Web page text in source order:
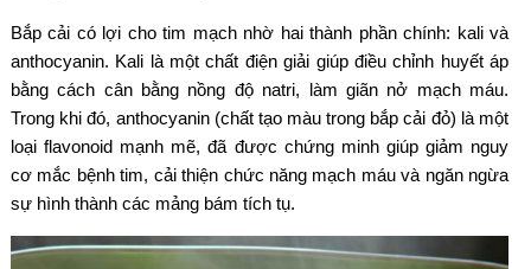
Bắp cải có lợi cho tim mạch nhờ hai thành phần chính: kali và
anthocyanin. Kali là một chất điện giải giúp điều chỉnh huyết áp
bằng cách cân bằng nồng độ natri, làm giãn nở mạch máu.
Trong khi đó, anthocyanin (chất tạo màu trong bắp cải đỏ) là một
loại flavonoid mạnh mẽ, đã được chứng minh giúp giảm nguy
cơ mắc bệnh tim, cải thiện chức năng mạch máu và ngăn ngừa
sự hình thành các mảng bám tích tụ.